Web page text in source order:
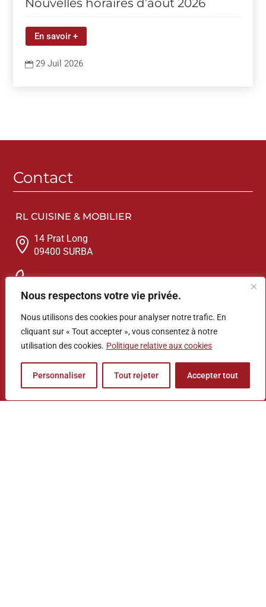
Nous respectons votre vie privée.
Nous utilisons des cookies pour analyser notre trafic. En
cliquant sur « Tout accepter », vous consentez à notre
utilisation des cookies. Politique relative aux cookies
Personnaliser Tout rejeter Accepter tout
Nouvelles horaires d’août 2026
En savoir +
 29 Juil 2026
Contact
RL CUISINE & MOBILIER
 14 Prat Long
09400 SURBA
05.18.22.21.78
 Envoyer un message
 Horaires
Lundi : 10H00 à 12H00 et 14H00 à 17H00